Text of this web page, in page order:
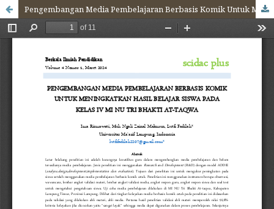
Pengembangan Media Pembelajaran Berbasis Komik Untuk Meningkatkan Hasil Belajar Siswa Pada Kelas IV MI NU Tri Bhakti At-Taqwa